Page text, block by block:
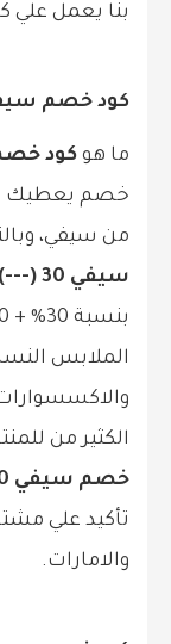
بنا يعمل
كود خصم سيفي
ما هو كود
من سيفي،
سيفي 30 (---)،
الملابس
والاكسسوارات
الكثير من
خصم سيفي 30 2026،
تأكيد علي
والامارات.